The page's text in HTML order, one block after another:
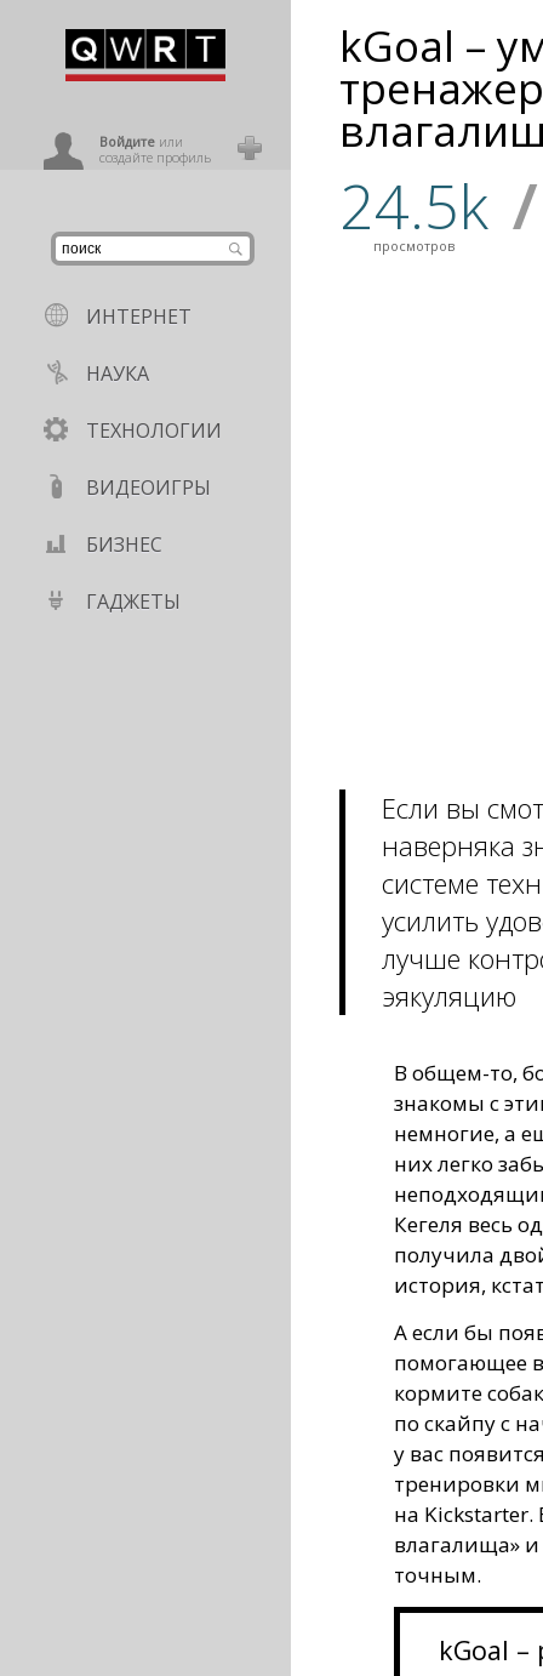
Войдитеили
создайте профиль
ИНТЕРНЕТ
НАУКА
ТЕХНОЛОГИИ
ВИДЕОИГРЫ
БИЗНЕС
ГАДЖЕТЫ
kGoal –
24.5k
просмотров /
Если вы
наверняка
системе
усилить
лучше
эякуляцию
В общем-то,
знакомы с
немногие, а
них легко
Кегеля весь
получила
история,
А если бы
помогающее
кормите
по скайпу с
у вас
тренировки
на
влагалища» и
точным.
kGoal –